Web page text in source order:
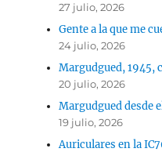
27 julio, 2026
Gente a la que me
24 julio, 2026
Margudgued, 1945,
20 julio, 2026
Margudgued desde
19 julio, 2026
Auriculares en la